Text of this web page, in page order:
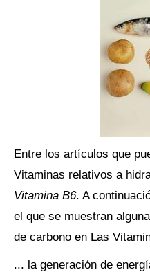
Entre los artículos que
Vitaminas relativos a
Vitamina B6. A
el que se muestran
de carbono en Las
... la generación de